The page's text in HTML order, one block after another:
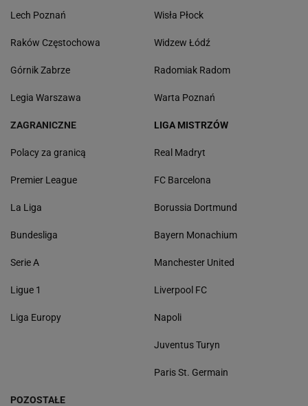
Lech Poznań
Raków Częstochowa
Górnik Zabrze
Legia Warszawa
Wisła Płock
Widzew Łódź
Radomiak Radom
Warta Poznań
ZAGRANICZNE
Polacy za granicą
Premier League
La Liga
Bundesliga
Serie A
Ligue 1
Liga Europy
LIGA MISTRZÓW
Real Madryt
FC Barcelona
Borussia Dortmund
Bayern Monachium
Manchester United
Liverpool FC
Napoli
Juventus Turyn
Paris St. Germain
POZOSTAŁE